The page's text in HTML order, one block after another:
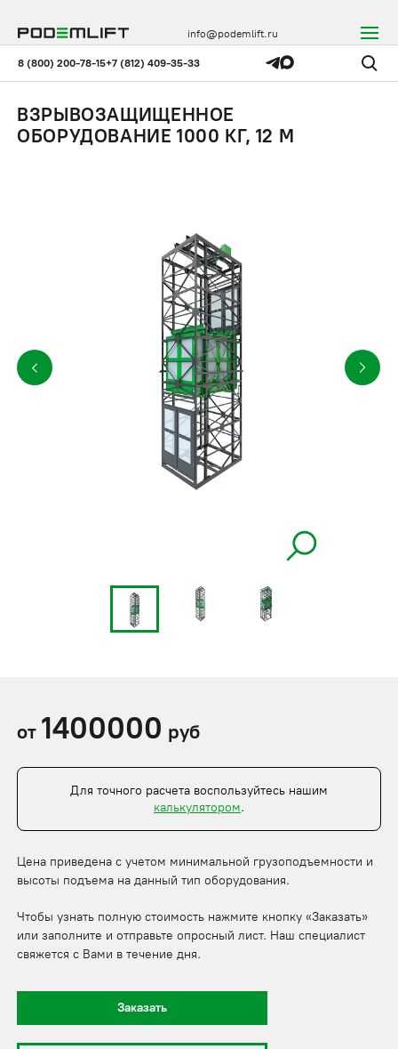
8 (800) 200-78-15+7 (812) 409-35-33
info@podemlift.ru
ВЗРЫВОЗАЩИЩЕННОЕ
ОБОРУДОВАНИЕ 1000 КГ, 12 М
от 1400000 руб
Для точного расчета воспользуйтесь нашим
калькулятором.
Цена приведена с учетом минимальной грузоподъемности и
высоты подъема на данный тип оборудования.
Чтобы узнать полную стоимость нажмите кнопку «Заказать»
или заполните и отправьте опросный лист. Наш специалист
свяжется с Вами в течение дня.
Заказать